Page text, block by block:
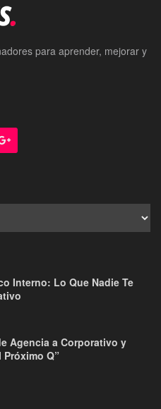
para aprender, mejorar y
Interno: Lo Que Nadie Te
Agencia a Corporativo y
Próximo Q”